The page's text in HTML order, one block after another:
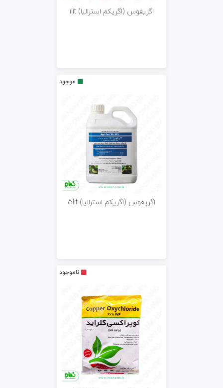
اگریفوس (اگریکم استرالیا) 1lit
موجود
اگریفوس (اگریکم استرالیا) 5lit
ناموجود